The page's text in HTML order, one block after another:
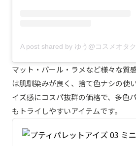
マット・パール・ラメなど様々な質
は肌馴染みが良く、捨て色ナシの使
イズ感にコスパ抜群の価格で、多色
もトライしやすいアイテムです。